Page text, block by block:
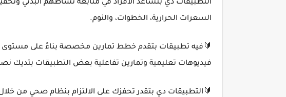
التطبيقات دي بتساعد الأفراد في متابعة نشاطهم البدني
السعرات الحرارية، الخطوات، والنوم.
🔰فيه تطبيقات بتقدم خطط تمارين مخصصة بناءً على مستوى
فيديوهات تعليمية وتمارين تفاعلية بعض التطبيقات بتديك
🔰التطبيقات دي بتقدر تحفزك على الالتزام بنظام صحي من